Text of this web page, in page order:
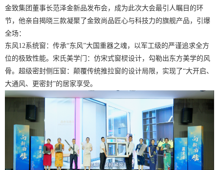
金致集团董事长范泽金新品发布会，成为此次大会最引人瞩目的环
节，他亲自揭晓三款凝聚了金致尚品匠心与科技力的旗舰产品，引爆
全场：
东风 12系统窗 ：传承“东风”大国重器之魂，以军工级的严谨追求全方
位的极致性能。 宋氏美学门
：仿宋式窗棂设计，勾勒出东方美学的风
骨。超级密封侧压窗 ：颠覆传统推拉窗的设计局限 ， 实现了“大开启、
大通风 、 更密封”的居家享受。